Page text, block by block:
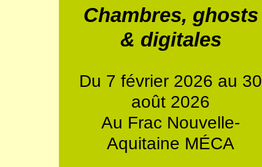
Chambres, ghosts
& digitales
Du 7 février 2026 au 30
août 2026
Au Frac Nouvelle-
Aquitaine MÉCA